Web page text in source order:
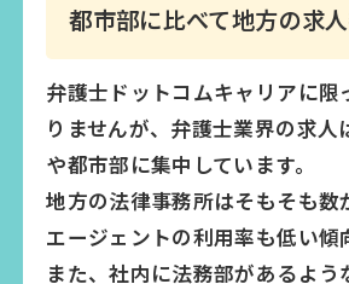
都市部に比べて地方の求
弁護士ドットコムキャリアに限
りませんが、弁護士業界の求人
や都市部に集中しています。
地方の法律事務所はそもそも数
エージェントの利用率も低い傾
また、社内に法務部があるよう